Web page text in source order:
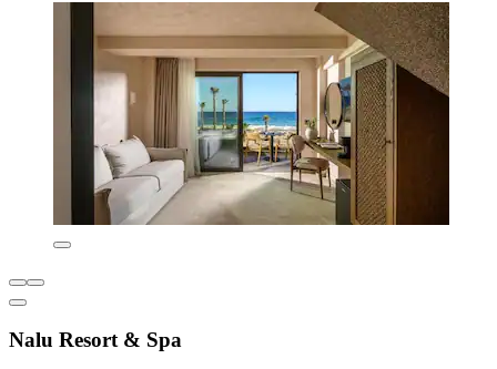
Nalu Resort & Spa